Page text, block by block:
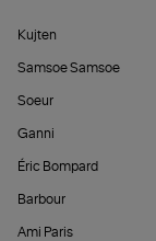
Kujten
Samsoe Samsoe
Soeur
Ganni
Éric Bompard
Barbour
Ami Paris